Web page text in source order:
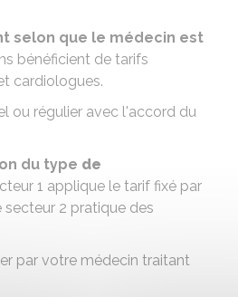
selon que le médecin est
bénéficient de tarifs
cardiologues.
ou régulier avec l'accord du
du type de
1 applique le tarif fixé par
2 pratique des
par votre médecin traitant